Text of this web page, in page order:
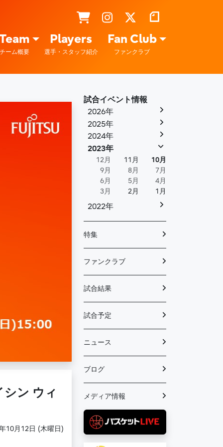
ーム概要
Players
選手・スタッフ紹介
Fan Club
ファンクラブ
ン ウィ
10月12日 (木曜日)
試合イベント情報
2026年
2025年
2024年
2023年
12月 11月
10月
9月
8月
7月
6月
5月
4月
3月
2月 1月
2022年
特集
ファンクラブ
試合結果
試合予定
ニュース
ブログ
メディア情報